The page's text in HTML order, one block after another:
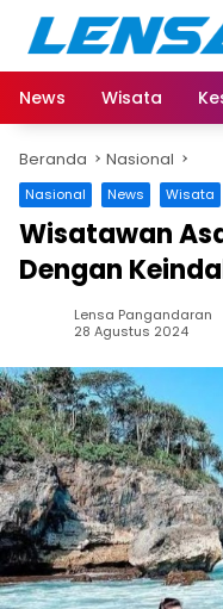
Langsung
konten
News
Wisata
Beranda Nasional
Nasional News Wisata
Wisatawan
Dengan
Lensa Pangandaran
28 Agustus 2024